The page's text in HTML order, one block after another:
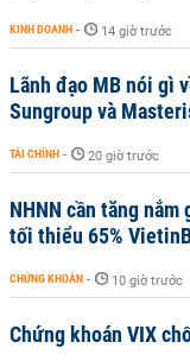
KINH DOANH - 14 giờ trước
Lãnh đạo MB nói gì
Sungroup và
TÀI CHÍNH - 20 giờ trước
NHNN cần tăng
tối thiểu 65%
CHỨNG KHOÁN - 10 giờ trước
Chứng khoán VIX